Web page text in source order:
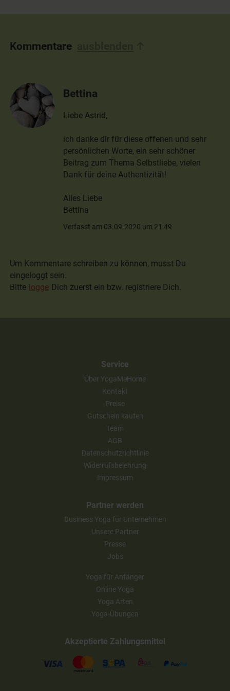
Kommentare
Bettina
Liebe Astrid,
ich danke dir für diese offenen und sehr
persönlichen Worte, ein sehr schöner
Beitrag zum Thema Selbstliebe, vielen
Dank für deine Authentizität!
Alles Liebe
Bettina
Verfasst am 03.09.2020 um 21:49
Um Kommentare schreiben zu können, musst Du
eingeloggt sein.
Bitte logge Dich zuerst ein bzw. registriere Dich.
Service
Über YogaMeHome
Kontakt
Preise
Gutschein kaufen
Team
AGB
Datenschutzrichtlinie
Widerrufsbelehrung
Impressum
Partner werden
Business Yoga für Unternehmen
Unsere Partner
Presse
Jobs
Yoga für Anfänger
Online Yoga
Yoga Arten
Yoga-Übungen
Akzeptierte Zahlungsmittel